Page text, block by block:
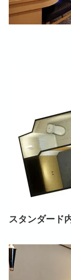
スタンダード